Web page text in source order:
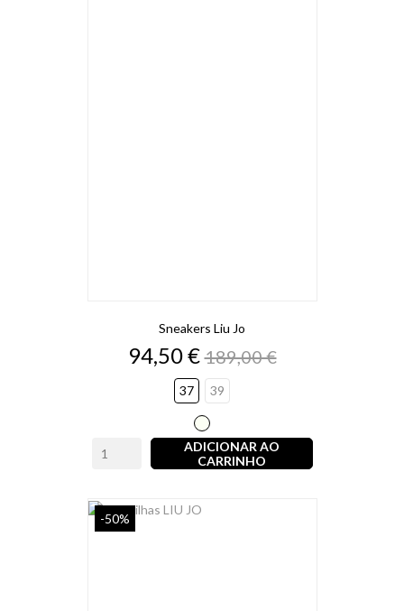
Sneakers Liu Jo
Preço
94,50 €Preço
normal
189,00 €
37 39
Light
ADICIONAR AO
CARRINHO
-50%